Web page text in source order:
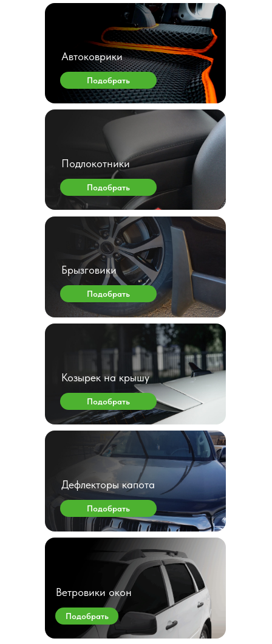
Ветровики окон
Подобрать
Козырек на крышу
Подобрать
Дефлекторы капота
Подобрать
Брызговики
Подобрать
Подлокотники
Подобрать
Автоковрики
Подобрать